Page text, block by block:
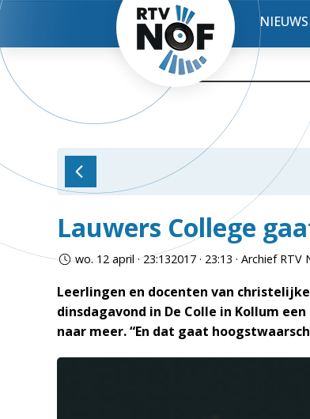
NIEUWS
Lauwers College
wo. 12 april · 23:132017 · 23:13 · Archief RTV
Leerlingen en docenten van
dinsdagavond in De Colle in Kollum
naar meer. “En dat gaat